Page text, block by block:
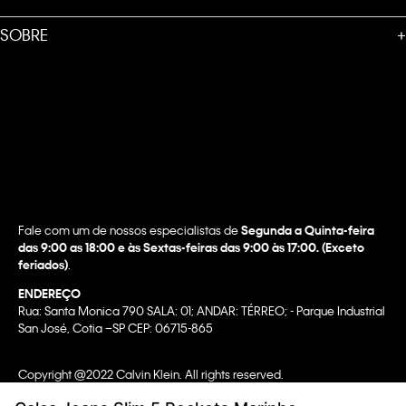
SOBRE +
Fale com um de nossos especialistas deSegunda a Quinta-feira
das 9:00 as 18:00 e às Sextas-feiras das 9:00 às 17:00. (Exceto
feriados)
ENDEREÇO
Rua: Santa Monica 790 SALA: 01; ANDAR: TÉRREO; - Parque Industrial
San José, Cotia –SP CEP: 06715-865
Copyright @2022 Calvin Klein. All rights reserved.